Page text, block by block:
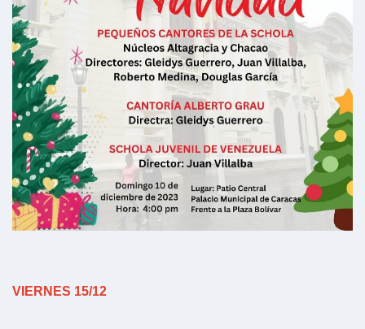
VIERNES 15/12